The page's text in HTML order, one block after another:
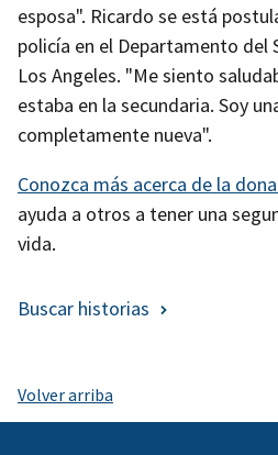
esposa". Ricardo se está
policía en el Departamento del
Los Angeles. "Me siento
estaba en la secundaria. Soy
completamente nueva".
Conozca más acerca de la
ayuda a otros a tener una
vida.
Buscar historias
Volver arriba